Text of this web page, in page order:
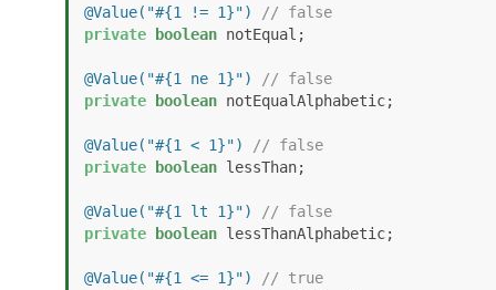
@Value("#{1 != 1}")
// false
private
boolean notEqual;
@Value("#{1 ne 1}")
// false
private
boolean notEqualAlphabetic;
@Value("#{1 < 1}")
// false
private
boolean lessThan;
@Value("#{1 lt 1}")
// false
private
boolean lessThanAlphabetic;
@Value("#{1 <= 1}")
// true